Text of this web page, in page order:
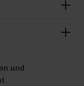
und